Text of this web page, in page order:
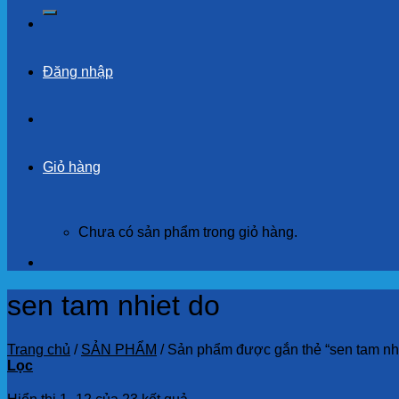
kiếm:
Đăng nhập
Giỏ hàng
Chưa có sản phẩm trong giỏ hàng.
sen tam nhiet do
Trang chủ / SẢN PHẨM /Sản phẩm được gắn thẻ “sen tam
Lọc